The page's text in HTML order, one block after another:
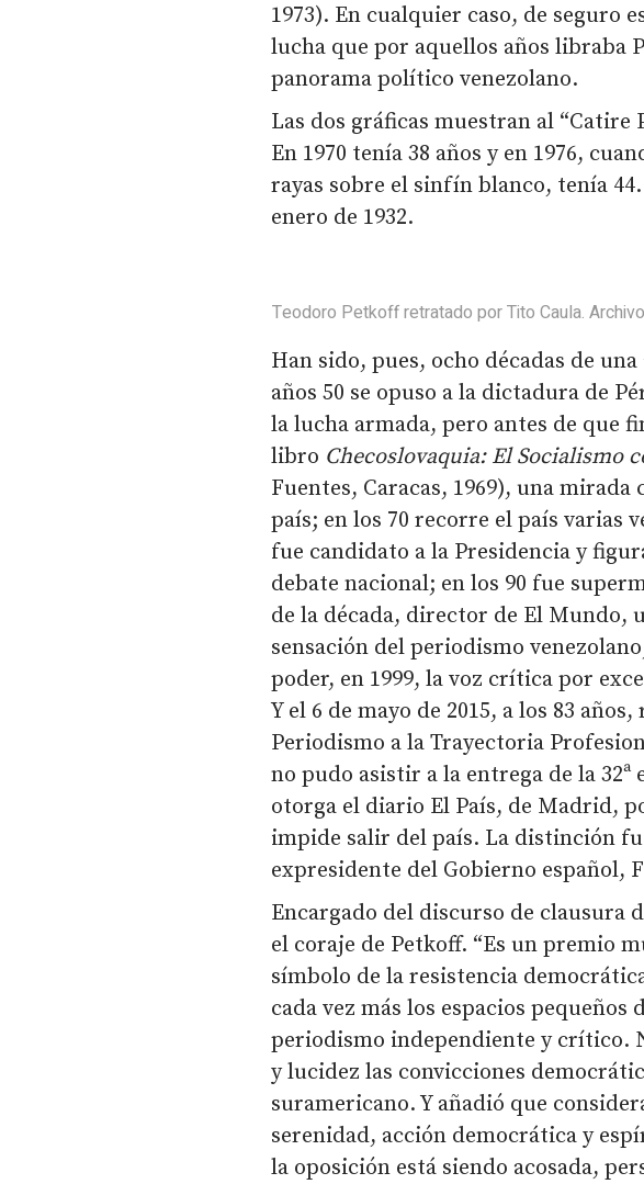
1973). En cualquier caso, de seguro
lucha que por aquellos años libraba
panorama político venezolano.
Las dos gráficas muestran al
En 1970 tenía 38 años y en 1976,
rayas sobre el sinfín blanco, tenía
enero de 1932.
Teodoro Petkoff retratado por Tito Caula.
Han sido, pues, ocho décadas de
años 50 se opuso a la dictadura de
la lucha armada, pero antes de que
libro Checoslovaquia: El Socialismo
Fuentes, Caracas, 1969), una
país; en los 70 recorre el país varias
fue candidato a la Presidencia y
debate nacional; en los 90 fue
de la década, director de El Mundo,
sensación del periodismo
poder, en 1999, la voz crítica por
Y el 6 de mayo de 2015, a los 83
Periodismo a la Trayectoria
no pudo asistir a la entrega de la
otorga el diario El País, de Madrid,
impide salir del país. La distinción
expresidente del Gobierno español,
Encargado del discurso de clausura
el coraje de Petkoff. “Es un premio
símbolo de la resistencia
cada vez más los espacios
periodismo independiente y crítico.
y lucidez las convicciones
suramericano. Y añadió que
serenidad, acción democrática y
la oposición está siendo acosada,